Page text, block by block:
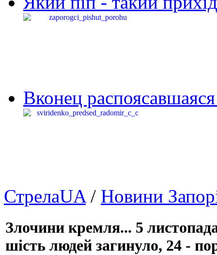
Вконец
СтрелаUA/ Новини
Злочини кремля... 5
шість людей загинуло, 24 -